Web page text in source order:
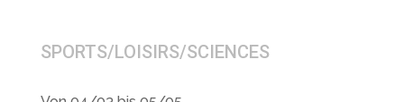
SPORTS/LOISIRS/SCIENCES